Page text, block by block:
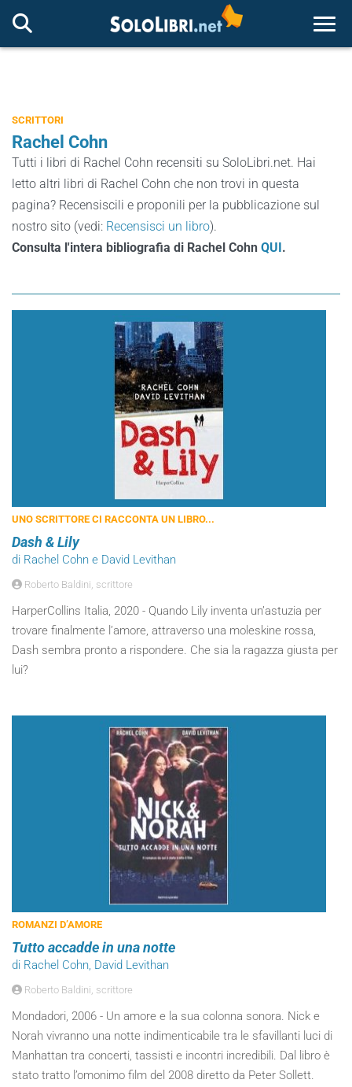
SCRITTORI
Rachel Cohn
Tutti i libri di Rachel Cohn recensiti su SoloLibri.net. Hai
letto altri libri di Rachel Cohn che non trovi in questa
pagina? Recensiscili e proponili per la pubblicazione sul
nostro sito (vedi: Recensisci un libro).
Consulta l'intera bibliografia di Rachel Cohn QUI.
UNO SCRITTORE CI RACCONTA UN LIBRO...
Dash & Lily
di Rachel Cohn e David Levithan
Roberto Baldini, scrittore
HarperCollins Italia, 2020 - Quando Lily inventa un’astuzia per
trovare finalmente l’amore, attraverso una moleskine rossa,
Dash sembra pronto a rispondere. Che sia la ragazza giusta per
lui?
ROMANZI D’AMORE
Tutto accadde in una notte
di Rachel Cohn, David Levithan
Roberto Baldini, scrittore
Mondadori, 2006 - Un amore e la sua colonna sonora. Nick e
Norah vivranno una notte indimenticabile tra le sfavillanti luci di
Manhattan tra concerti, tassisti e incontri incredibili. Dal libro è
stato tratto l’omonimo film del 2008 diretto da Peter Sollett.